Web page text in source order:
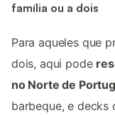
família ou a dois
Para aqueles que
dois, aqui pode
no Norte de
barbeque, e decks